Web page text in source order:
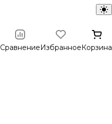
СравнениеИзбранноеКорзина